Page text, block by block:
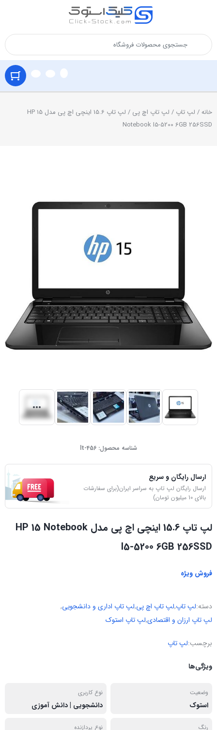
خانه/ لپ تاپ / لپ تاپ اچ پی
/ لپ تاپ 15.6 اینچی اچ پی مدل HP 15
Notebook I5-5200 6GB 256SSD
شناسه محصول: lt-456
ارسال رایگان و سریع
ارسال رایگان لپ تاپ به سراسر ایران(برای سفارشات
بالای 10 میلیون تومان)
لپ تاپ 15.6 اینچی اچ پی مدل HP 15 Notebook
I5-5200 6GB 256SSD
فروش ویژه
دسته:لپ تاپ,لپ تاپ اچ پی,لپ تاپ اداری و دانشجویی,
لپ تاپ ارزان و اقتصادی,لپ تاپ استوک
برچسب:لپ تاپ
ویژگی‌ها
وضعیت
استوک
نوع کاربری
دانشجویی | دانش آموزی
رنگ نوع پردازنده